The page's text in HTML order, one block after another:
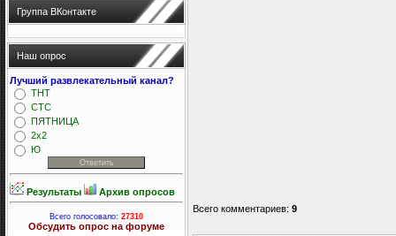
Группа ВКонтакте
Наш опрос
Лучший развлекательный канал?
ТНТ
СТС
ПЯТНИЦА
2x2
Ю
Результаты Архив опросов
Всего голосовало: 27310
Обсудить опрос на форуме
Всего комментариев: 9